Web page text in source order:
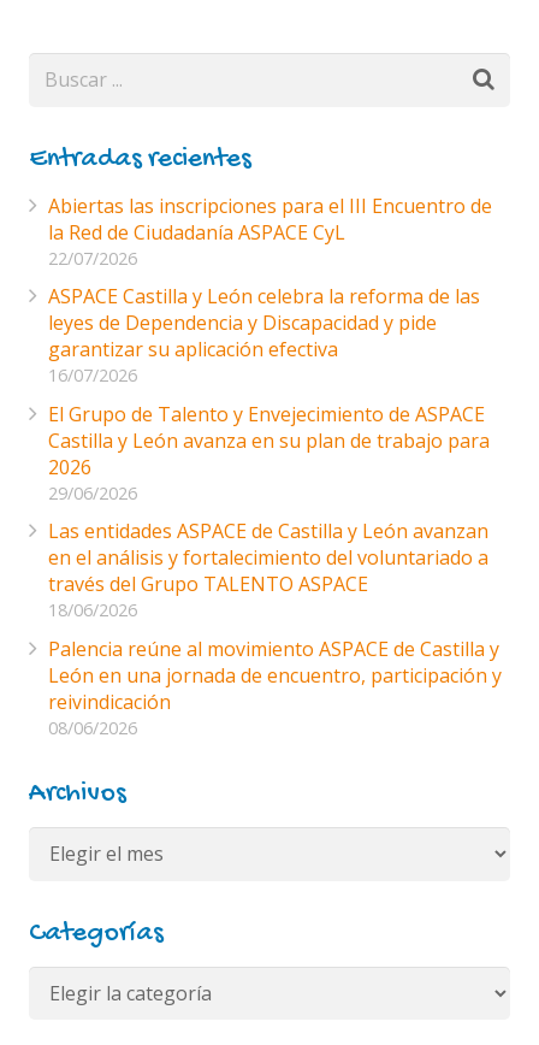
Entradas recientes
Abiertas las inscripciones para el III Encuentro de
la Red de Ciudadanía ASPACE CyL
22/07/2026
ASPACE Castilla y León celebra la reforma de las
leyes de Dependencia y Discapacidad y pide
garantizar su aplicación efectiva
16/07/2026
El Grupo de Talento y Envejecimiento de ASPACE
Castilla y León avanza en su plan de trabajo para
2026
29/06/2026
Las entidades ASPACE de Castilla y León avanzan
en el análisis y fortalecimiento del voluntariado a
través del Grupo TALENTO ASPACE
18/06/2026
Palencia reúne al movimiento ASPACE de Castilla y
León en una jornada de encuentro, participación y
reivindicación
08/06/2026
Archivos
Archivos
Categorías
Categorías